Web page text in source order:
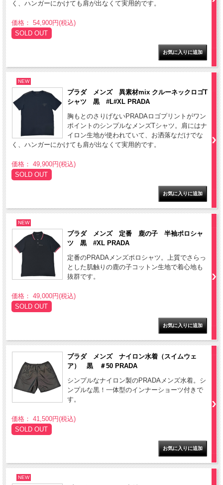
く、ハンガーにかけても肩が出なくて実用的です。
価格： 54,900円(税込)
SOLD OUT
NEW
プラダ メンズ 異素材mix クルーネックロゴT
シャツ 黒 #L#XL PRADA
胸もとのさりげないPRADAロゴプリントがワン
ポイントのシンプルなメンズTシャツ。肩にはナ
イロン生地が使われていて、お洒落なだけでな
く、ハンガーにかけても肩が出なくて実用的です。
価格： 49,900円(税込)
SOLD OUT
NEW
プラダ メンズ 定番 鹿の子 半袖ポロシャ
ツ 黒 #XL PRADA
定番のPRADAメンズポロシャツ。上質でさらっ
とした肌触りの鹿の子コットン生地で着心地も
抜群です。
価格： 49,000円(税込)
SOLD OUT
プラダ メンズ ナイロン水着（スイムウェ
ア） 黒 ＃50 PRADA
シンプルなナイロン製のPRADAメンズ水着。シ
ンプルな黒！一体型のインナーショーツ付きで
す。
価格： 41,500円(税込)
SOLD OUT
NEW